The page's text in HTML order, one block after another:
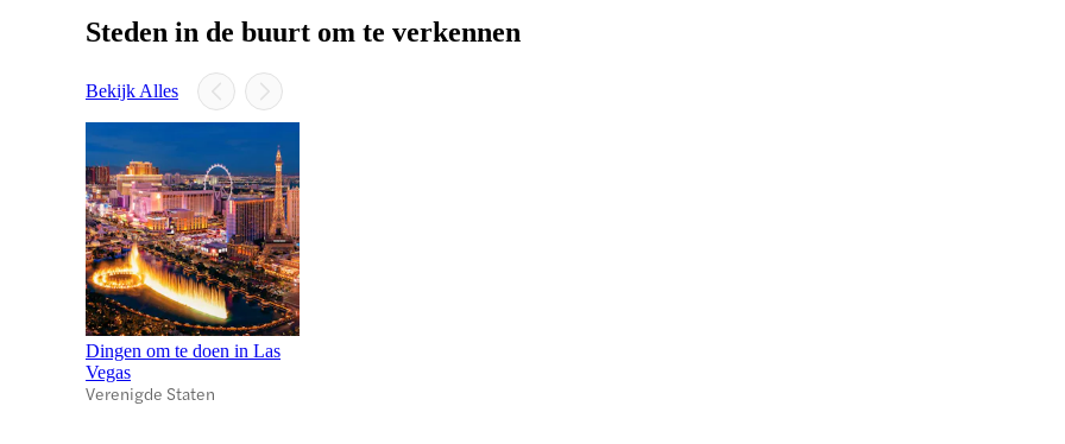
Steden in de buurt om te verkennen
Bekijk Alles
Dingen om te doen in Las
Vegas
Verenigde Staten